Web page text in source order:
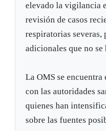
elevado la vigilancia
revisión de casos
respiratorias severas,
adicionales que no se
La OMS se
con las autoridades
quienes han
sobre las fuentes